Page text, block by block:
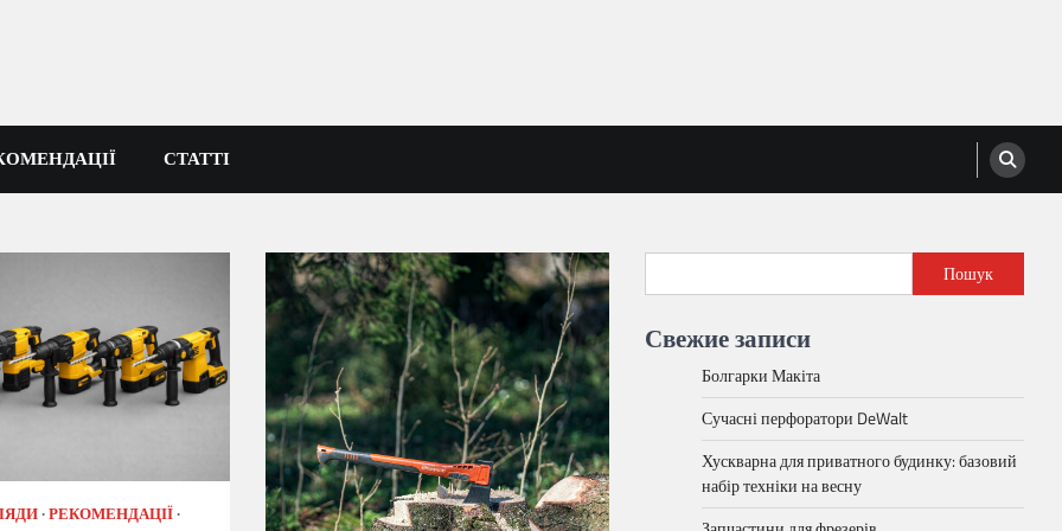
СТАТТІ
РЕКОМЕНДАЦІЇ
Пошук
Свежие записи
Болгарки Макіта
Сучасні перфоратори DeWalt
Хускварна для приватного будинку: базовий
набір техніки на весну